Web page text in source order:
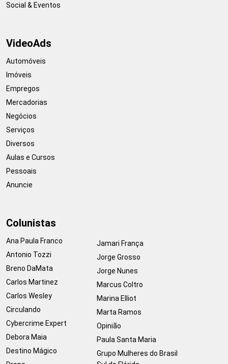
Social & Eventos
VideoAds
Automóveis
Imóveis
Empregos
Mercadorias
Negócios
Serviços
Diversos
Aulas e Cursos
Pessoais
Anuncie
Colunistas
Ana Paula Franco
Antonio Tozzi
Breno DaMata
Carlos Martinez
Carlos Wesley
Circulando
Cybercrime Expert
Debora Maia
Destino Mágico
Jamari França
Jorge Grosso
Jorge Nunes
Marcus Coltro
Marina Elliot
Marta Ramos
Opinião
Paula Santa Maria
Grupo Mulheres do Brasil